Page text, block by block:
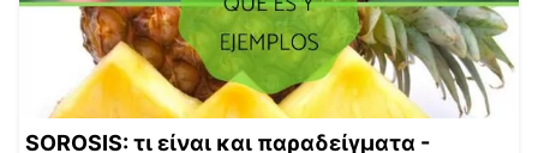
SOROSIS: τι είναι και παραδείγματα -